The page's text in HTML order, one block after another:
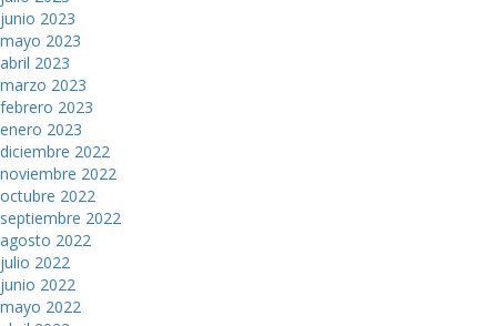
junio 2023
mayo 2023
abril 2023
marzo 2023
febrero 2023
enero 2023
diciembre 2022
noviembre 2022
octubre 2022
septiembre 2022
agosto 2022
julio 2022
junio 2022
mayo 2022